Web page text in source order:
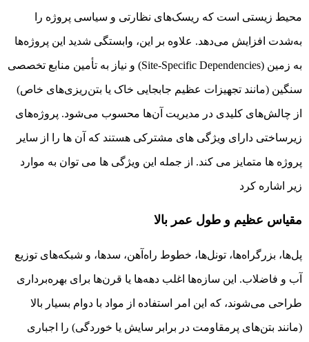
محیط زیستی است که ریسک‌های نظارتی و سیاسی پروژه را
به‌شدت افزایش می‌دهد. علاوه بر این، وابستگی شدید این پروژه‌ها
به زمین (Site-Specific Dependencies) و نیاز به تأمین منابع تخصصی
سنگین (مانند تجهیزات عظیم جابجایی خاک یا بتن‌ریزی‌های خاص)
از چالش‌های کلیدی در مدیریت آن‌ها محسوب می‌شود. پروژه‌های
زیرساختی دارای ویژگی های مشترکی هستند که آن ها را از سایر
پروژه ها متمایز می کند. از جمله این ویژگی ها می توان به موارد
زیر اشاره کرد
مقیاس عظیم و طول عمر بالا
پل‌ها، بزرگراه‌ها، تونل‌ها، خطوط راه‌آهن، سدها، و شبکه‌های توزیع
آب و فاضلاب. این سازه‌ها اغلب دهه‌ها یا قرن‌ها برای بهره‌برداری
طراحی می‌شوند، که این امر استفاده از مواد با دوام بسیار بالا
(مانند بتن‌های پرمقاومت در برابر سایش یا خوردگی) را اجباری